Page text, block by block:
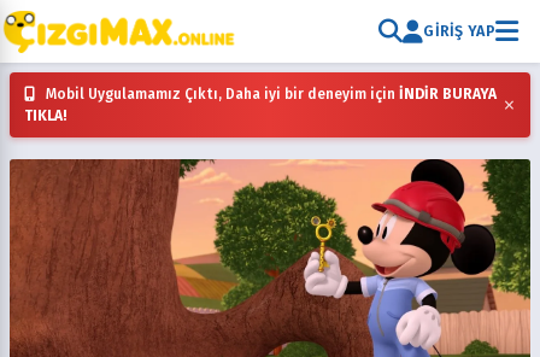
GIRIŞ YAP
Mobil Uygulamamız Çıktı, Daha iyi bir deneyim için İNDİR BURAYA
TIKLA!
×